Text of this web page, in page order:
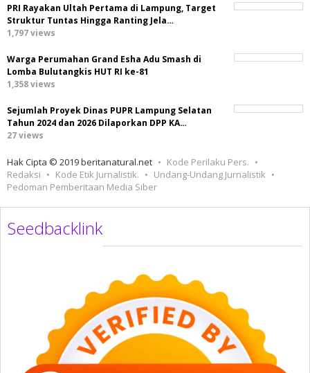
PRI Rayakan Ultah Pertama di Lampung, Target
Struktur Tuntas Hingga Ranting Jela…
1,797 views
Warga Perumahan Grand Esha Adu Smash di
Lomba Bulutangkis HUT RI ke-81
1,358 views
Sejumlah Proyek Dinas PUPR Lampung Selatan
Tahun 2024 dan 2026 Dilaporkan DPP KA…
27 views
Hak Cipta © 2019 beritanatural.net
Kode Perilaku Pers.
Redaksi
Kode Etik Jurnalistik.
Undang-Undang Jurnalistik
Pedoman Pemberitaan Media Siber
Seedbacklink